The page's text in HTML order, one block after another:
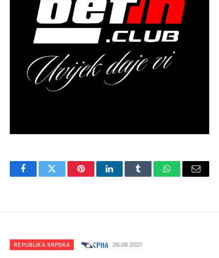
FacebookTwitter PinterestLinkedInTumblr WhatsAppEmail
REPUBLIKA SRPSKA 26.08.2021